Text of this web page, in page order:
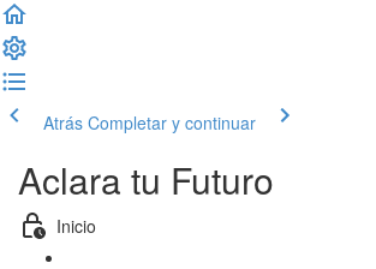
Atrás Completar y continuar
Aclara tu Futuro
Inicio